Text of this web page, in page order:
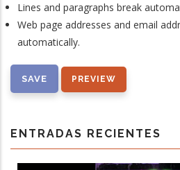
Lines and paragraphs break
Web page addresses and email
automatically.
ENTRADAS RECIENTES